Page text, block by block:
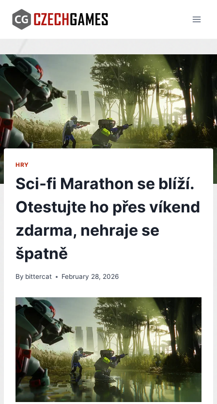
content
HRY
Sci-fi Marathon se blíží.
Otestujte ho přes víkend
zdarma, nehraje se
špatně
By bittercat February 28, 2026